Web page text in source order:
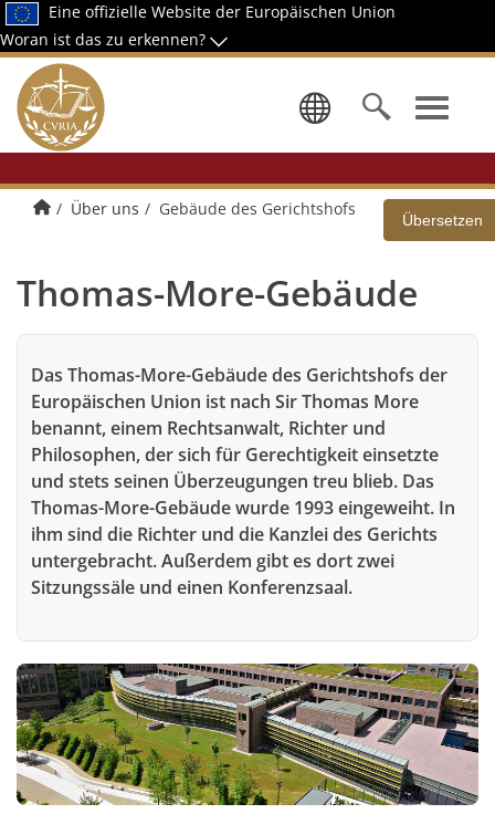
Eine offizielle Website der Europäischen Union
Woran ist das zu erkennen?
Wählen
HomeÜber uns Gebäude des Gerichtshofs
Übersetzen
Thomas-More-Gebäude
Das Thomas-More-Gebäude des Gerichtshofs der
Europäischen Union ist nach Sir Thomas More
benannt, einem Rechtsanwalt, Richter und
Philosophen, der sich für Gerechtigkeit einsetzte
und stets seinen Überzeugungen treu blieb. Das
Thomas-More-Gebäude wurde 1993 eingeweiht. In
ihm sind die Richter und die Kanzlei des Gerichts
untergebracht. Außerdem gibt es dort zwei
Sitzungssäle und einen Konferenzsaal.